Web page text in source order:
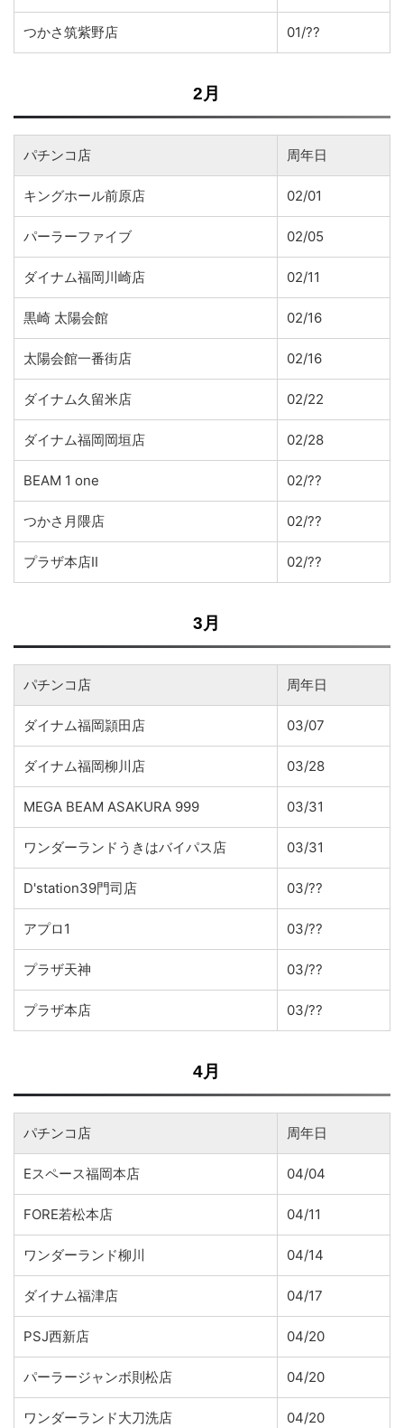
つかさ筑紫野店 01/??
2月
パチンコ店 周年日
キングホール前原店 02/01
パーラーファイブ 02/05
ダイナム福岡川崎店 02/11
黒崎 太陽会館 02/16
太陽会館一番街店 02/16
ダイナム久留米店 02/22
ダイナム福岡岡垣店 02/28
BEAM 1 one 02/??
つかさ月隈店 02/??
プラザ本店II 02/??
3月
パチンコ店 周年日
ダイナム福岡頴田店 03/07
ダイナム福岡柳川店 03/28
MEGA BEAM ASAKURA 999 03/31
ワンダーランドうきはバイパス店 03/31
D'station39門司店 03/??
アプロ1 03/??
プラザ天神 03/??
プラザ本店 03/??
4月
パチンコ店 周年日
Eスペース福岡本店 04/04
FORE若松本店 04/11
ワンダーランド柳川 04/14
ダイナム福津店 04/17
PSJ西新店 04/20
パーラージャンボ則松店 04/20
ワンダーランド大刀洗店 04/20